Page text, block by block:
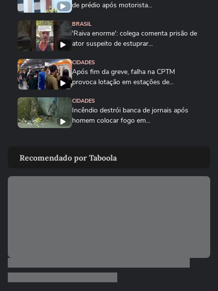
de prédio após motorista...
BRASIL
'Raiva enorme': colega comenta prisão de
ator suspeito de estuprar...
CIDADES
Após fim da greve, falha na CPTM
provoca lotação em estações de...
CIDADES
Incêndio destrói banca de jornais após
homem colocar fogo em...
fuga de oficina de costura...
BRASIL
PT voltar para o Ceará e é...
Recomendado por Taboola